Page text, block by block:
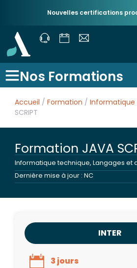
Nouvelles certifications
Nos Formations
Accueil / Formation /
SCRIPT
Formation JAVA
Informatique technique, Langages et
Dernière mise à jour : NC
INTER
3 jours